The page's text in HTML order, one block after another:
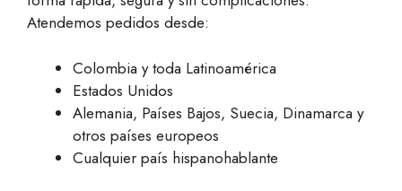
Atendemos pedidos desde:
Colombia y toda Latinoamérica
Estados Unidos
Alemania, Países Bajos, Suecia, Dinamarca y
otros países europeos
Cualquier país hispanohablante